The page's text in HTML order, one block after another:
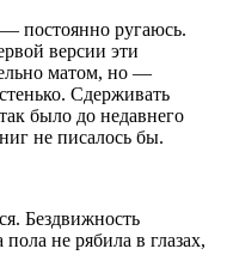
постоянно ругаюсь.
версии эти
матом, но —
Сдерживать
было до недавнего
не писалось бы.
Бездвижность
не рябила в глазах,